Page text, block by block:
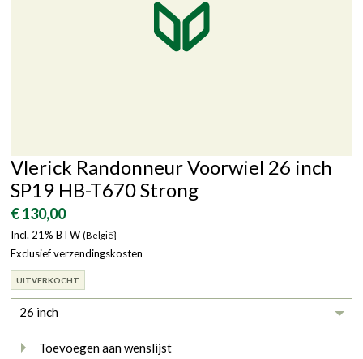
Vlerick Randonneur Voorwiel 26 inch
SP19 HB-T670 Strong
€ 130,00
Incl. 21% BTW (België}
Exclusief verzendingskosten
UITVERKOCHT
26 inch
Toevoegen aan wenslijst